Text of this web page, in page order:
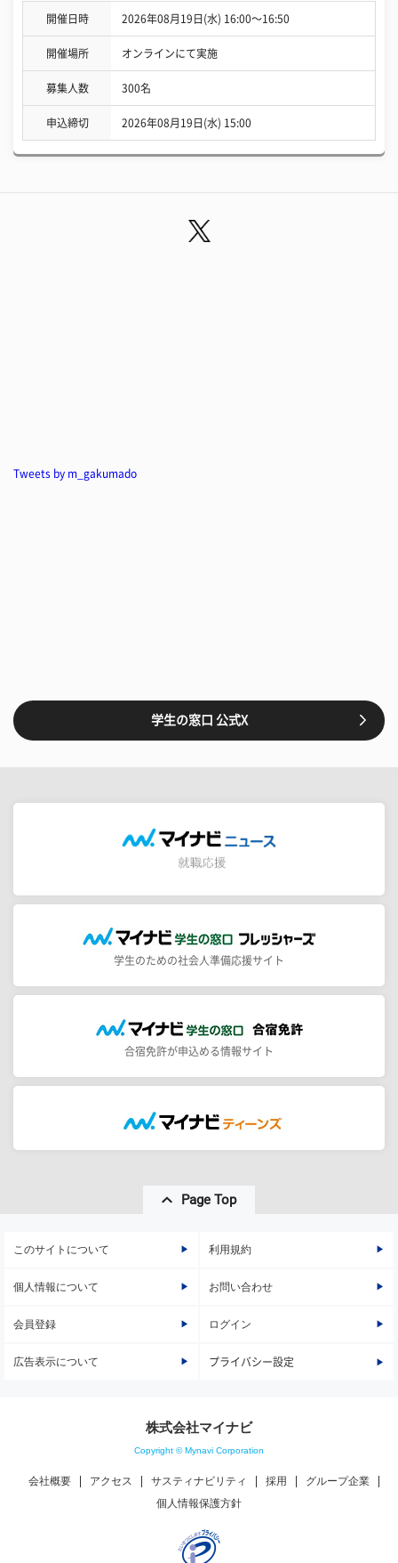
開催日時 2026年08月19日(水) 16:00〜16:50
開催場所 オンラインにて実施
募集人数 300名
申込締切 2026年08月19日(水) 15:00
Tweets by m_gakumado
学生の窓口 公式X
学生のための社会人準備応援サイト
合宿免許が申込める情報サイト
Page Top
このサイトについて 利用規約
個人情報について お問い合わせ
会員登録 ログイン
広告表示について プライバシー設定
株式会社マイナビ
Copyright © Mynavi Corporation
会社概要 アクセス サスティナビリティ 採用
グループ企業
個人情報保護方針